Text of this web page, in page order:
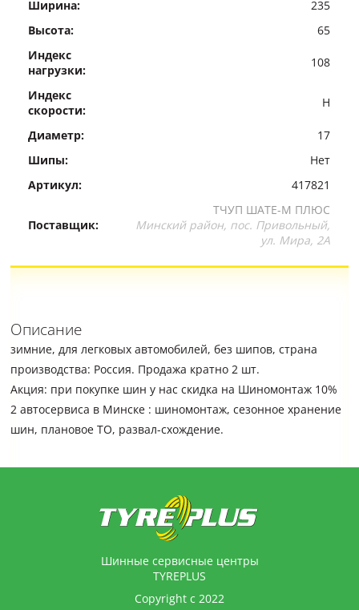
Ширина:
235
Высота:
65
Индекс
нагрузки:
108
Индекс
скорости:
H
Диаметр:
17
Шипы:
Нет
Артикул:
417821
Поставщик:
ТЧУП ШАТЕ-М ПЛЮС
Минский район, пос. Привольный,
ул. Мира, 2А
Описание
зимние, для легковых автомобилей, без шипов, страна
производства: Россия. Продажа кратно 2 шт.
Акция: при покупке шин у нас скидка на Шиномонтаж 10%
2 автосервиса в Минске : шиномонтаж, сезонное хранение
шин, плановое ТО, развал-схождение.
Шинные сервисные центры
TYREPLUS
Copyright с 2022